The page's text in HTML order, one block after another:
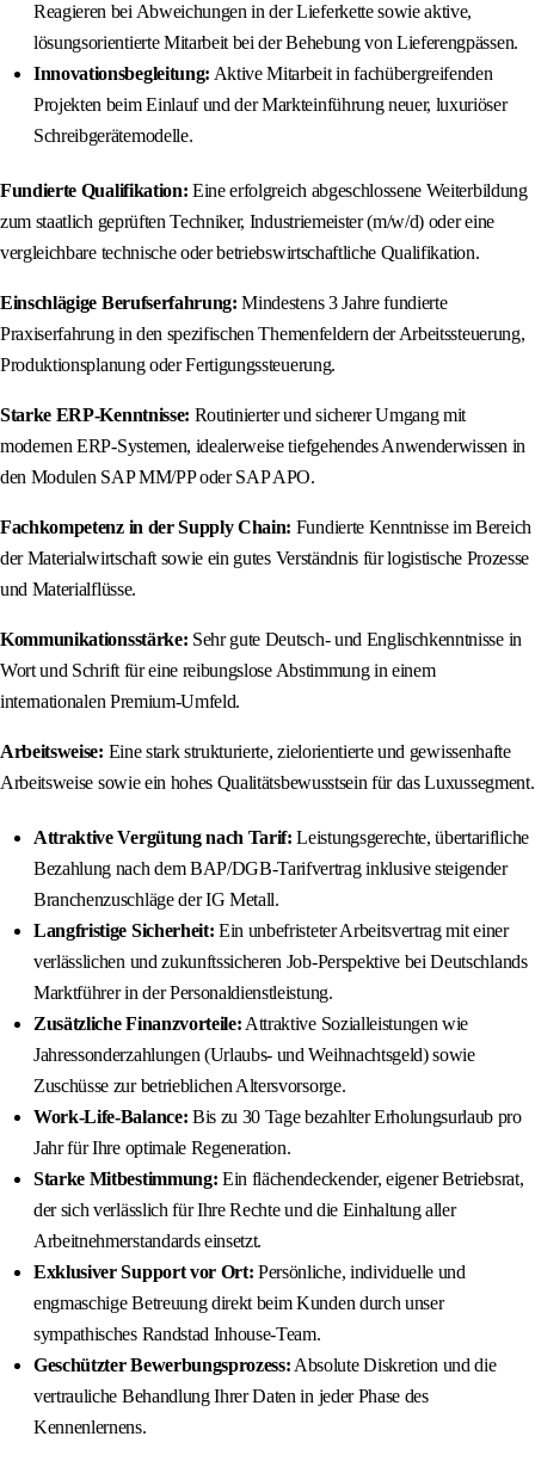
Reagieren bei Abweichungen in der Lieferkette sowie aktive,
lösungsorientierte Mitarbeit bei der Behebung von Lieferengpässen.
Innovationsbegleitung: Aktive Mitarbeit in fachübergreifenden
Projekten beim Einlauf und der Markteinführung neuer, luxuriöser
Schreibgerätemodelle.
Fundierte Qualifikation: Eine erfolgreich abgeschlossene Weiterbildung
zum staatlich geprüften Techniker, Industriemeister (m/w/d) oder eine
vergleichbare technische oder betriebswirtschaftliche Qualifikation.
Einschlägige Berufserfahrung: Mindestens 3 Jahre fundierte
Praxiserfahrung in den spezifischen Themenfeldern der Arbeitssteuerung,
Produktionsplanung oder Fertigungssteuerung.
Starke ERP-Kenntnisse: Routinierter und sicherer Umgang mit
modernen ERP-Systemen, idealerweise tiefgehendes Anwenderwissen in
den Modulen SAP MM/PP oder SAP APO.
Fachkompetenz in der Supply Chain: Fundierte Kenntnisse im Bereich
der Materialwirtschaft sowie ein gutes Verständnis für logistische Prozesse
und Materialflüsse.
Kommunikationsstärke: Sehr gute Deutsch- und Englischkenntnisse in
Wort und Schrift für eine reibungslose Abstimmung in einem
internationalen Premium-Umfeld.
Arbeitsweise: Eine stark strukturierte, zielorientierte und gewissenhafte
Arbeitsweise sowie ein hohes Qualitätsbewusstsein für das Luxussegment.
Attraktive Vergütung nach Tarif: Leistungsgerechte, übertarifliche
Bezahlung nach dem BAP/DGB-Tarifvertrag inklusive steigender
Branchenzuschläge der IG Metall.
Langfristige Sicherheit: Ein unbefristeter Arbeitsvertrag mit einer
verlässlichen und zukunftssicheren Job-Perspektive bei Deutschlands
Marktführer in der Personaldienstleistung.
Zusätzliche Finanzvorteile: Attraktive Sozialleistungen wie
Jahressonderzahlungen (Urlaubs- und Weihnachtsgeld) sowie
Zuschüsse zur betrieblichen Altersvorsorge.
Work-Life-Balance: Bis zu 30 Tage bezahlter Erholungsurlaub pro
Jahr für Ihre optimale Regeneration.
Starke Mitbestimmung: Ein flächendeckender, eigener Betriebsrat,
der sich verlässlich für Ihre Rechte und die Einhaltung aller
Arbeitnehmerstandards einsetzt.
Exklusiver Support vor Ort: Persönliche, individuelle und
engmaschige Betreuung direkt beim Kunden durch unser
sympathisches Randstad Inhouse-Team.
Geschützter Bewerbungsprozess: Absolute Diskretion und die
vertrauliche Behandlung Ihrer Daten in jeder Phase des
Kennenlernens.